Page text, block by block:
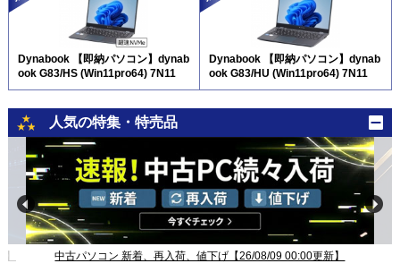
Dynabook 【即納パソコン】dynab
ook G83/HS (Win11pro64) 7N11
Dynabook 【即納パソコン】dynab
ook G83/HU (Win11pro64) 7N11
人気の特集・特売品
中古パソコン 新着、再入荷、値下げ【26/08/09 00:00更新】